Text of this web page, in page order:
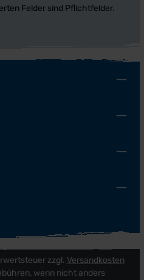
Felder sind Pflichtfelder.
zzgl. Versandkosten
wenn nicht anders